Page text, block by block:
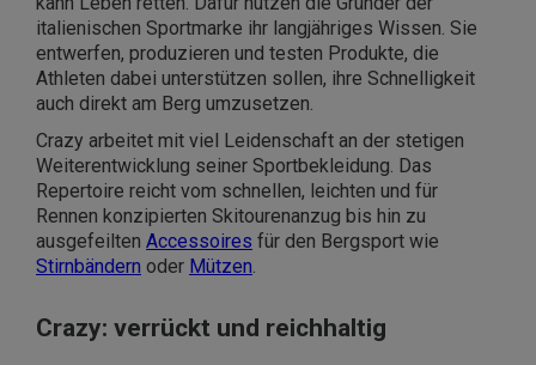
italienischen Sportmarke ihr langjähriges Wissen. Sie
entwerfen, produzieren und testen Produkte, die
Athleten dabei unterstützen sollen, ihre Schnelligkeit
auch direkt am Berg umzusetzen.
Crazy arbeitet mit viel Leidenschaft an der stetigen
Weiterentwicklung seiner Sportbekleidung. Das
Repertoire reicht vom schnellen, leichten und für
Rennen konzipierten Skitourenanzug bis hin zu
ausgefeilten Accessoires für den Bergsport wie
Stirnbändern oder Mützen.
Crazy: verrückt und reichhaltig